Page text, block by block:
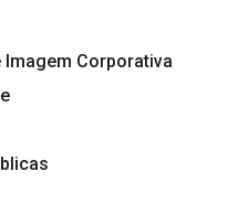
Corporativa